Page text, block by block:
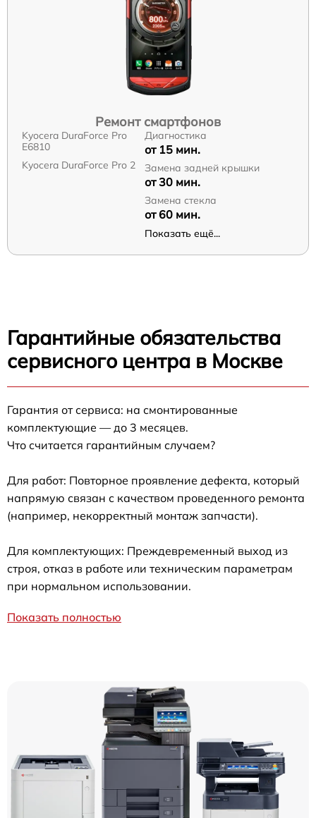
Ремонт смартфонов
Kyocera DuraForce Pro
E6810
Kyocera DuraForce Pro 2
Диагностика
от 15 мин.
Замена задней крышки
от 30 мин.
Замена стекла
от 60 мин.
Показать ещё...
Гарантийные обязательства
сервисного центра в Москве
Гарантия от сервиса: на смонтированные
комплектующие — до 3 месяцев.
Что считается гарантийным случаем?
Для работ: Повторное проявление дефекта, который
напрямую связан с качеством проведенного ремонта
(например, некорректный монтаж запчасти).
Для комплектующих: Преждевременный выход из
строя, отказ в работе или техническим параметрам
при нормальном использовании.
Показать полностью